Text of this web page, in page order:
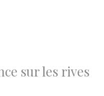
sur les rives